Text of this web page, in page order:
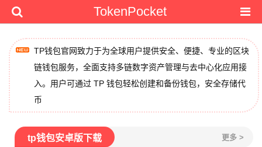
TokenPocket
TP钱包官网致力于为全球用户提供安全、便捷、专业的区块
链钱包服务，全面支持多链数字资产管理与去中心化应用接
入。用户可通过 TP 钱包轻松创建和备份钱包，安全存储代
币
tp钱包安卓版下载 更多 >